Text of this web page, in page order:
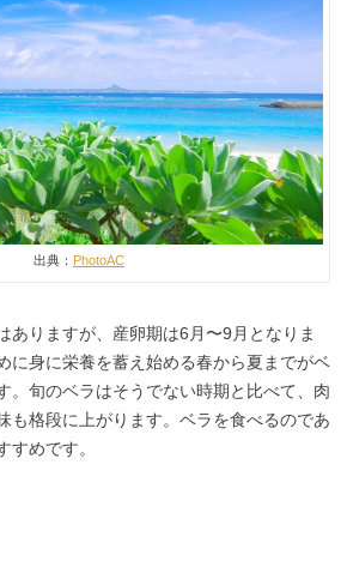
出典： PhotoAC
ありますが、産卵期は6月〜9月となりま
に身に栄養を蓄え始める春から夏までがベ
。旬のベラはそうでない時期と比べて、肉
も格段に上がります。ベラを食べるのであ
すめです。